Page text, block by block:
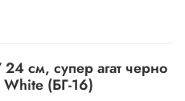
см, супер агат черно
(БГ-16)